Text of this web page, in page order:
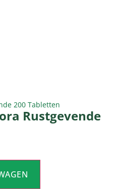
200 Tabletten
Rustgevende